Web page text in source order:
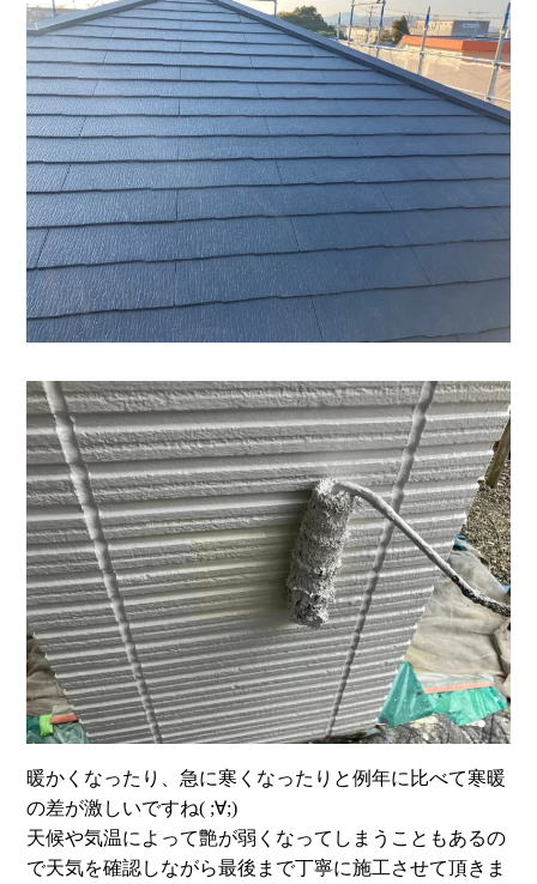
暖かくなったり、急に寒くなったりと例年に比べて寒暖
の差が激しいですね( ;∀;)
天候や気温によって艶が弱くなってしまうこともあるの
で天気を確認しながら最後まで丁寧に施工させて頂きま